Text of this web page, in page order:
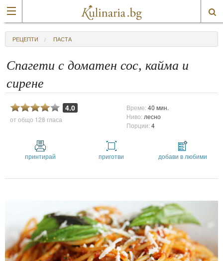
РЕЦЕПТИ ПАСТА
Спагети с доматен сос, кайма и
сирене
4.0
от общо 128 гласа
Време:40 мин.
Ниво: лесно
Порции:4
принтирай приготви добави в любими